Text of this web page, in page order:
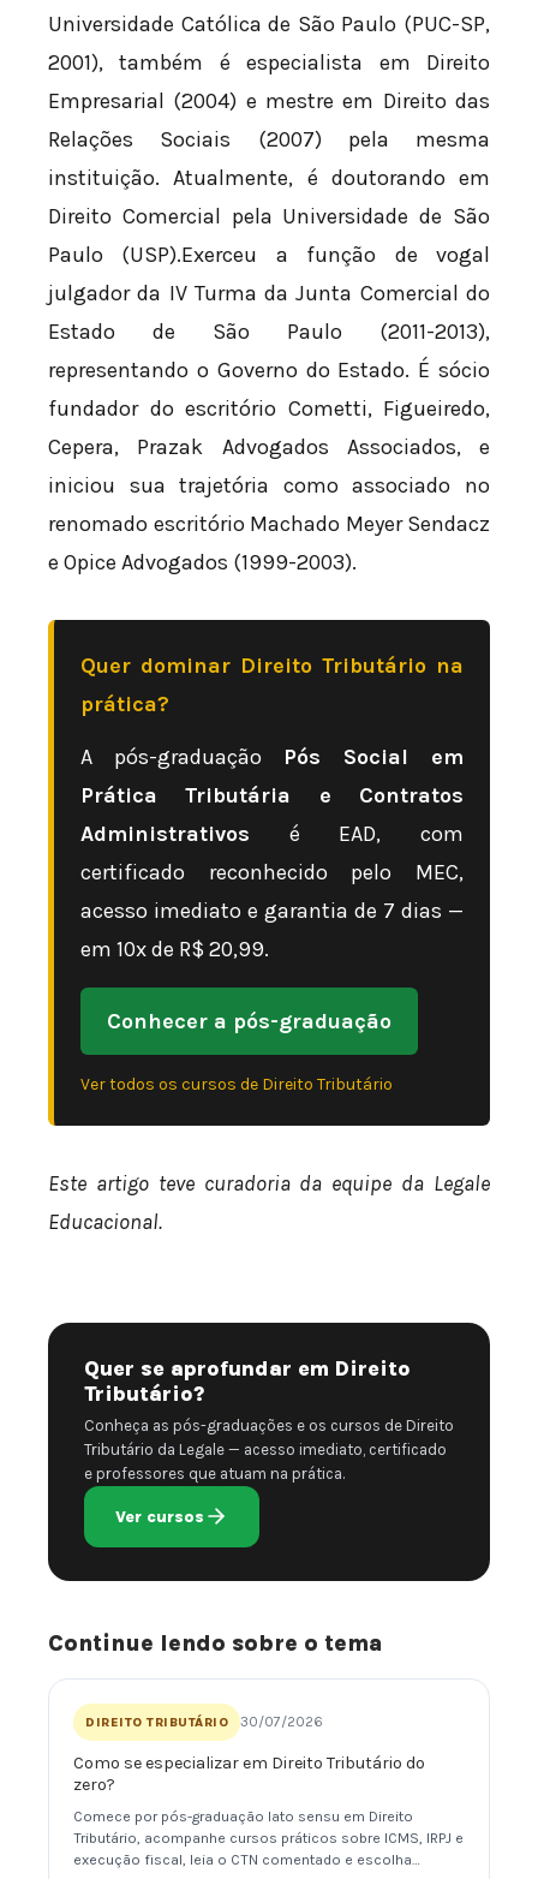
Universidade Católica de São Paulo (PUC-SP,
2001), também é especialista em Direito
Empresarial (2004) e mestre em Direito das
Relações Sociais (2007) pela mesma
instituição. Atualmente, é doutorando em
Direito Comercial pela Universidade de São
Paulo (USP).Exerceu a função de vogal
julgador da IV Turma da Junta Comercial do
Estado de São Paulo (2011-2013),
representando o Governo do Estado. É sócio
fundador do escritório Cometti, Figueiredo,
Cepera, Prazak Advogados Associados, e
iniciou sua trajetória como associado no
renomado escritório Machado Meyer Sendacz
e Opice Advogados (1999-2003).
Quer dominar Direito Tributário na
prática?
A pós-graduação Pós Social em
Prática Tributária e Contratos
Administrativos é EAD, com
certificado reconhecido pelo MEC,
acesso imediato e garantia de 7 dias —
em 10x de R$ 20,99.
Conhecer a pós-graduação
Ver todos os cursos de Direito Tributário
Este artigo teve curadoria da equipe da Legale
Educacional.
Quer se aprofundar em Direito
Tributário?
Conheça as pós-graduações e os cursos de Direito
Tributário da Legale — acesso imediato, certificado
e professores que atuam na prática.
Ver cursos
Continue lendo sobre o tema
DIREITO TRIBUTÁRIO 30/07/2026
Como se especializar em Direito Tributário do
zero?
Comece por pós-graduação lato sensu em Direito
Tributário, acompanhe cursos práticos sobre ICMS, IRPJ e
execução fiscal, leia o CTN comentado e escolha…